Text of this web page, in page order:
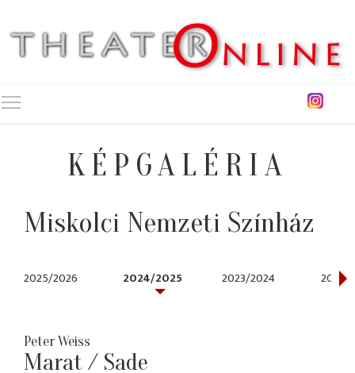
KÉPGALÉRIA
Miskolci Nemzeti Színház
2025/2026 2024/2025 2023/2024 2022/
Peter Weiss
Marat / Sade